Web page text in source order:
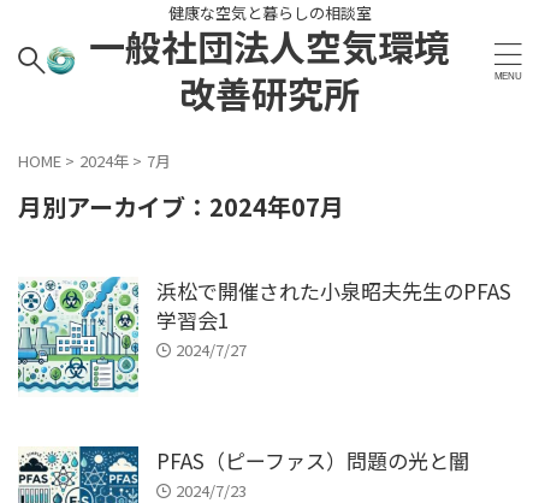
健康な空気と暮らしの相談室
一般社団法人空気環境
改善研究所
HOME > 2024年 > 7月
月別アーカイブ：2024年07月
浜松で開催された小泉昭夫先生のPFAS
学習会1
2024/7/27
PFAS（ピーファス）問題の光と闇
2024/7/23